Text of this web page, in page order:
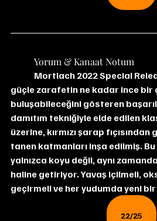
	Yorum & Kanaat Notum
güçle zarafetin ne kadar ince bir
buluşabileceğini gösteren
damıtım tekniğiyle elde edilen
üzerine, kırmızı şarap
tanen katmanları inşa edilmiş.
yalnızca koyu değil, aynı
haline getiriyor. Yavaş içilmeli,
geçirmeli ve her yudumda yeni
22/25